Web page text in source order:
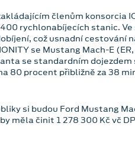
členům konsorcia
rychlonabíjecích stanic.
což usnadní cestování
se Mustang Mach-E
se standardním
80 procent přibližně za 38
si budou Ford Mustang
měla činit 1 278 300 Kč vč